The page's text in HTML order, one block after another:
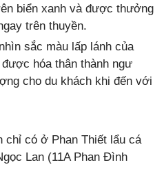
biển xanh và được thưởng
trên thuyền.
sắc màu lấp lánh của
hóa thân thành ngư
cho du khách khi đến với
chỉ có ở Phan Thiết lẩu cá
Lan (11A Phan Đình